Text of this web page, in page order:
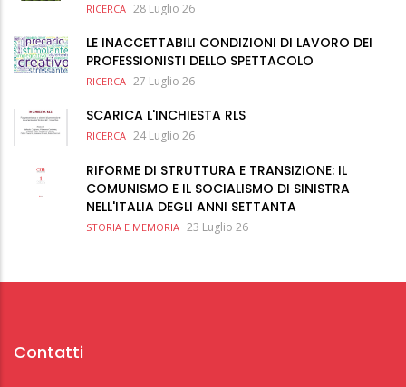
RICERCA 28 Luglio 26
LE INACCETTABILI CONDIZIONI DI LAVORO DEI
PROFESSIONISTI DELLO SPETTACOLO
RICERCA 27 Luglio 26
SCARICA L'INCHIESTA RLS
RICERCA 24 Luglio 26
RIFORME DI STRUTTURA E TRANSIZIONE: IL
COMUNISMO E IL SOCIALISMO DI SINISTRA
NELL'ITALIA DEGLI ANNI SETTANTA
STORIA E MEMORIA 23 Luglio 26
Contatti